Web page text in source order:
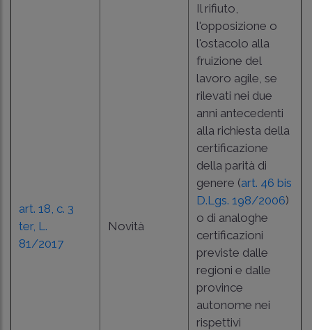
art. 18, c. 3
ter, L.
81/2017
Novità
Il rifiuto,
l'opposizione o
l'ostacolo alla
fruizione del
lavoro agile, se
rilevati nei due
anni antecedenti
alla richiesta della
certificazione
della parità di
genere (art. 46 bis
D.Lgs. 198/2006)
o di analoghe
certificazioni
previste dalle
regioni e dalle
province
autonome nei
rispettivi